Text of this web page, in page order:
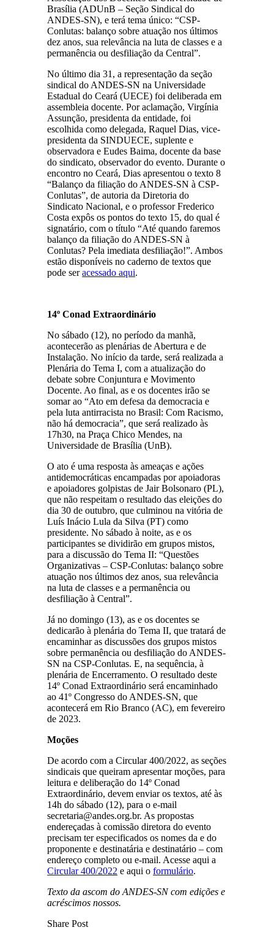
Brasília (ADUnB – Seção Sindical do
ANDES-SN), e terá tema único: “CSP-
Conlutas: balanço sobre atuação nos últimos
dez anos, sua relevância na luta de classes e a
permanência ou desfiliação da Central”.
No último dia 31, a representação da seção
sindical do ANDES-SN na Universidade
Estadual do Ceará (UECE) foi deliberada em
assembleia docente. Por aclamação, Virgínia
Assunção, presidenta da entidade, foi
escolhida como delegada, Raquel Dias, vice-
presidenta da SINDUECE, suplente e
observadora e Eudes Baima, docente da base
do sindicato, observador do evento. Durante o
encontro no Ceará, Dias apresentou o texto 8
“Balanço da filiação do ANDES-SN à CSP-
Conlutas”, de autoria da Diretoria do
Sindicato Nacional, e o professor Frederico
Costa expôs os pontos do texto 15, do qual é
signatário, com o título “Até quando faremos
balanço da filiação do ANDES-SN à
Conlutas? Pela imediata desfiliação!”. Ambos
estão disponíveis no caderno de textos que
pode seracessado aqui.
14º Conad Extraordinário
No sábado (12), no período da manhã,
acontecerão as plenárias de Abertura e de
Instalação. No início da tarde, será realizada a
Plenária do Tema I, com a atualização do
debate sobre Conjuntura e Movimento
Docente. Ao final, as e os docentes irão se
somar ao “Ato em defesa da democracia e
pela luta antirracista no Brasil: Com Racismo,
não há democracia”, que será realizado às
17h30, na Praça Chico Mendes, na
Universidade de Brasília (UnB).
O ato é uma resposta às ameaças e ações
antidemocráticas encampadas por apoiadoras
e apoiadores golpistas de Jair Bolsonaro (PL),
que não respeitam o resultado das eleições do
dia 30 de outubro, que culminou na vitória de
Luís Inácio Lula da Silva (PT) como
presidente. No sábado à noite, as e os
participantes se dividirão em grupos mistos,
para a discussão do Tema II: “Questões
Organizativas – CSP-Conlutas: balanço sobre
atuação nos últimos dez anos, sua relevância
na luta de classes e a permanência ou
desfiliação à Central”.
Já no domingo (13), as e os docentes se
dedicarão à plenária do Tema II, que tratará de
encaminhar as discussões dos grupos mistos
sobre permanência ou desfiliação do ANDES-
SN na CSP-Conlutas. E, na sequência, à
plenária de Encerramento. O resultado deste
14º Conad Extraordinário será encaminhado
ao 41º Congresso do ANDES-SN, que
acontecerá em Rio Branco (AC), em fevereiro
de 2023.
Moções
De acordo com a Circular 400/2022, as seções
sindicais que queiram apresentar moções, para
leitura e deliberação do 14º Conad
Extraordinário, devem enviar os textos, até às
14h do sábado (12), para o e-mail
secretaria@andes.org.br. As propostas
endereçadas à comissão diretora do evento
precisam ter especificados os nomes da e do
proponente e destinatária e destinatário – com
endereço completo ou e-mail. Acesse aqui a
Circular 400/2022 e aqui oformulário.
Texto da ascom do ANDES-SN com edições e
acréscimos nossos.
Share Post